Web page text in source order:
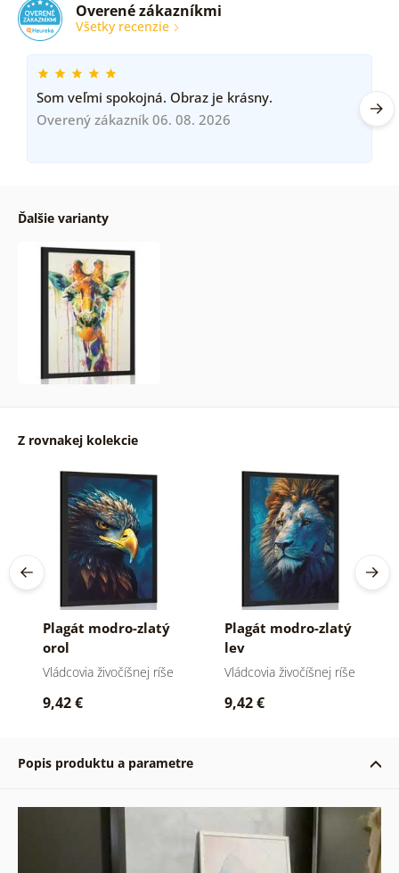
Overené zákazníkmi
Všetky recenzie
Som veľmi spokojná. Obraz je krásny.
Overený zákazník 06. 08. 2026
Ďalšie varianty
Z rovnakej kolekcie
Plagát modro-zlatý
orol
Vládcovia živočíšnej ríše
9,42 €
Plagát modro-zlatý
lev
Vládcovia živočíšnej ríše
9,42 €
Popis produktu a parametre